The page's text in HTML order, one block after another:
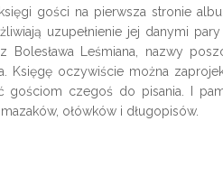
gości na pierwsza stronie
uzupełnienie jej danymi
Bolesława Leśmiana, nazwy
oczywiście można
gościom czegoś do pisania. I
ołówków i długopisów.